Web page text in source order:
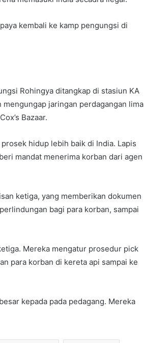
kembali ke kamp pengungsi di
Rohingya ditangkap di stasiun KA
jaringan perdagangan lima
Bazaar.
hidup lebih baik di India. Lapis
mandat menerima korban dari agen
ketiga, yang memberikan dokumen
bagi para korban, sampai
Mereka mengatur prosedur pick
para korban di kereta api sampai ke
kepada pada pedagang. Mereka